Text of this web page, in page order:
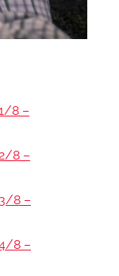
8 –
8 –
8 –
8 –